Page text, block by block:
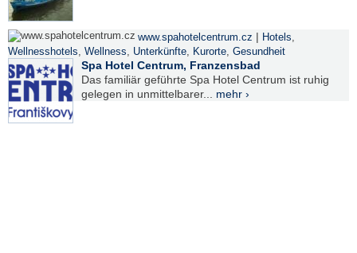
www.spahotelcentrum.cz | Hotels,
Wellnesshotels, Wellness, Unterkünfte, Kurorte, Gesundheit
Spa Hotel Centrum, Franzensbad
Das familiär geführte Spa Hotel Centrum ist ruhig
gelegen in unmittelbarer... mehr ›